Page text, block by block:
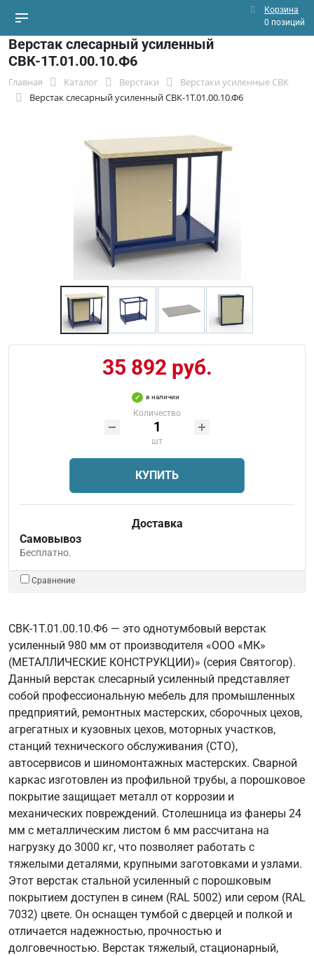
Корзина
0 позиций
Верстак слесарный усиленный
СВК-1Т.01.00.10.Ф6
Главная Каталог Верстаки
Верстаки усиленные СВК
Верстак слесарный усиленный СВК-1Т.01.00.10.Ф6
35 892 руб.
в наличии
Количество
шт
КУПИТЬ
Доставка
Самовывоз
Бесплатно.
Сравнение
СВК-1Т.01.00.10.Ф6 — это однотумбовый верстак
усиленный 980 мм от производителя «ООО «МК»
(МЕТАЛЛИЧЕСКИЕ КОНСТРУКЦИИ)» (серия Святогор).
Данный верстак слесарный усиленный представляет
собой профессиональную мебель для промышленных
предприятий, ремонтных мастерских, сборочных цехов,
агрегатных и кузовных цехов, моторных участков,
станций технического обслуживания (СТО),
автосервисов и шиномонтажных мастерских. Сварной
каркас изготовлен из профильной трубы, а порошковое
покрытие защищает металл от коррозии и
механических повреждений. Столешница из фанеры 24
мм с металлическим листом 6 мм рассчитана на
нагрузку до 3000 кг, что позволяет работать с
тяжелыми деталями, крупными заготовками и узлами.
Этот верстак стальной усиленный с порошковым
покрытием доступен в синем (RAL 5002) или сером (RAL
7032) цвете. Он оснащен тумбой с дверцей и полкой и
отличается надежностью, прочностью и
долговечностью. Верстак тяжелый, стационарный,